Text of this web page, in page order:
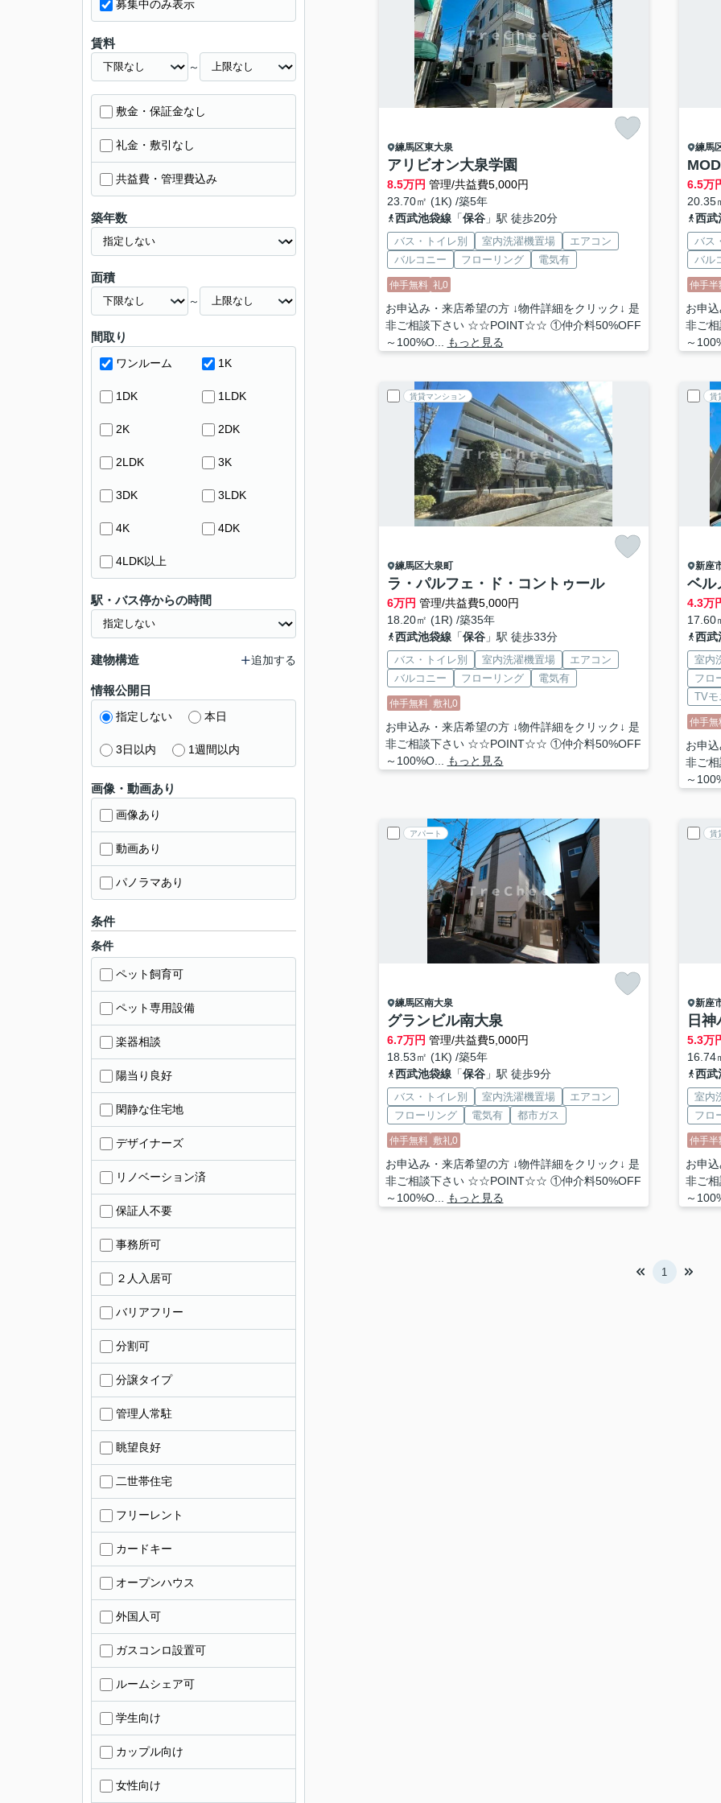
練馬区東大泉
アリビオン大泉学園
8.5万円 管理/共益費5,000円
23.70㎡ (1K) /築5年
西武池袋線「保谷」駅 徒歩20分
バス・トイレ別 室内洗濯機置場
エアコン
バルコニー
フローリング 電気有
仲手無料 礼0
お申込み・来店希望の方 ↓物件詳細をクリック↓ 是
非ご相談下さい ☆☆POINT☆☆ ①仲介料50%OFF
～100%O...
もっと見る
練馬
6.5万
20.35
西武
バス
バル
仲手半
お申
非ご
～
賃貸マンション
練馬区大泉町
ラ・パルフェ・ド・コントゥール
6万円 管理/共益費5,000円
18.20㎡ (1R) /築35年
西武池袋線「保谷」駅 徒歩33分
バス・トイレ別 室内洗濯機置場
エアコン
バルコニー
フローリング 電気有
仲手無料 敷礼0
お申込み・来店希望の方 ↓物件詳細をクリック↓ 是
非ご相談下さい ☆☆POINT☆☆ ①仲介料50%OFF
～100%O...
もっと見る
賃
新座
ベ
4.3万
17.60
西武
室内
フロ
TVモ
仲手無
お申
非ご
～
アパート
練馬区南大泉
グランビル南大泉
6.7万円 管理/共益費5,000円
18.53㎡ (1K) /築5年
西武池袋線「保谷」駅 徒歩9分
バス・トイレ別 室内洗濯機置場
エアコン
フローリング
電気有 都市ガス
仲手無料 敷礼0
お申込み・来店希望の方 ↓物件詳細をクリック↓ 是
非ご相談下さい ☆☆POINT☆☆ ①仲介料50%OFF
～100%O...
もっと見る
賃
新座
日
5.3万
16.74
西武
室内
フロ
仲手半
お申
非ご
～
1
募集中のみ表示
賃料
～
敷金・保証金なし
礼金・敷引なし
共益費・管理費込み
築年数
面積
～
間取り
ワンルーム 1K
1DK 1LDK
2K 2DK
2LDK 3K
3DK 3LDK
4K 4DK
4LDK以上
駅・バス停からの時間
建物構造 追加する
情報公開日
指定しない 本日
3日以内 1週間以内
画像・動画あり
画像あり
動画あり
パノラマあり
条件
条件
ペット飼育可
ペット専用設備
楽器相談
陽当り良好
閑静な住宅地
デザイナーズ
リノベーション済
保証人不要
事務所可
２人入居可
バリアフリー
分割可
分譲タイプ
管理人常駐
眺望良好
二世帯住宅
フリーレント
カードキー
オープンハウス
外国人可
ガスコンロ設置可
ルームシェア可
学生向け
カップル向け
女性向け